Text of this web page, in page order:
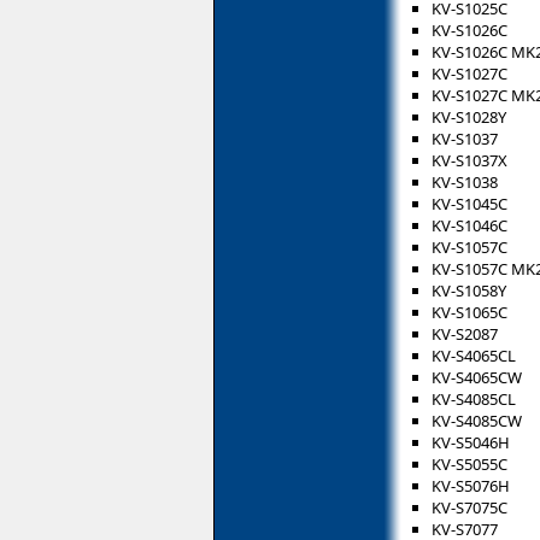
KV-S1025C
KV-S1026C
KV-S1026C
KV-S1027C
KV-S1027C
KV-S1028Y
KV-S1037
KV-S1037X
KV-S1038
KV-S1045C
KV-S1046C
KV-S1057C
KV-S1057C
KV-S1058Y
KV-S1065C
KV-S2087
KV-S4065CL
KV-S4065CW
KV-S4085CL
KV-S4085CW
KV-S5046H
KV-S5055C
KV-S5076H
KV-S7075C
KV-S7077